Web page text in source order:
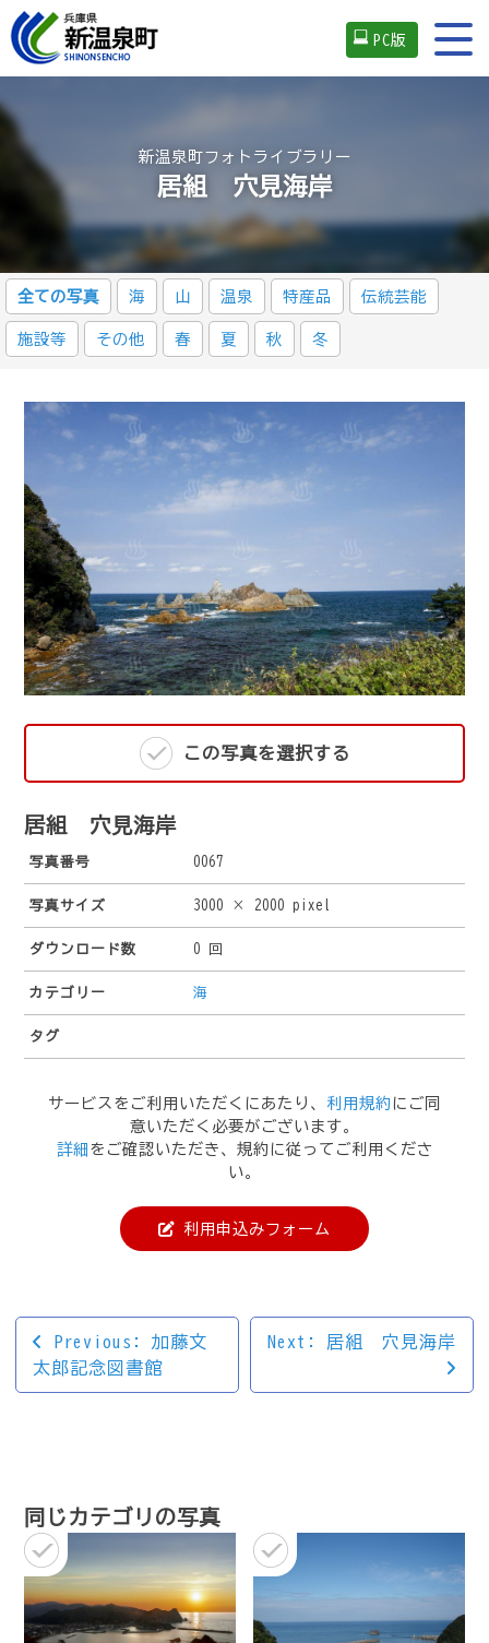
PC版
新温泉町フォトライブラリー
居組 穴見海岸
全ての写真 海 山 温泉 特産品 伝統芸能
施設等 その他 春 夏 秋 冬
この写真を選択する
居組 穴見海岸
写真番号 0067
写真サイズ 3000 × 2000 pixel
ダウンロード数 0 回
カテゴリー 海
タグ
サービスをご利用いただくにあたり、 利用規約 にご同
意いただく必要がございます。
詳細 をご確認いただき、規約に従ってご利用くださ
い。
利用申込みフォーム
ー
シ
ョ
Previous:
加藤文
太郎記念図書館
Next: 居組 穴見海岸
同じカテゴリの写真